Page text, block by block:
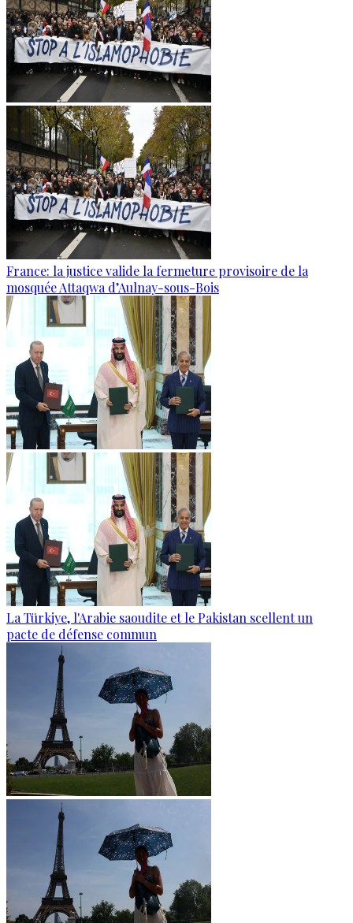
France: la justice valide la fermeture provisoire de la
mosquée Attaqwa d’Aulnay-sous-Bois
La Türkiye, l'Arabie saoudite et le Pakistan scellent un
pacte de défense commun